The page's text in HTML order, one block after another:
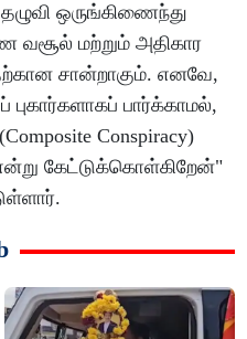
ஒருங்கிணைந்து
வசூல் மற்றும் அதிகார
சான்றாகும். எனவே,
பார்க்காமல்,
Conspiracy)
கேட்டுக்கொள்கிறேன்"